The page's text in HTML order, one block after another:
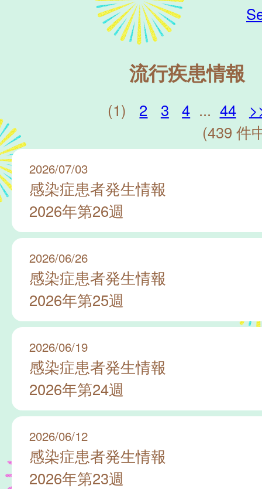
流行疾患情報
(1) 2 3 4 ... 44
(439 件
2026/07/03
感染症患者発生情報
2026年第26週
2026/06/26
感染症患者発生情報
2026年第25週
2026/06/19
感染症患者発生情報
2026年第24週
2026/06/12
感染症患者発生情報
2026年第23週